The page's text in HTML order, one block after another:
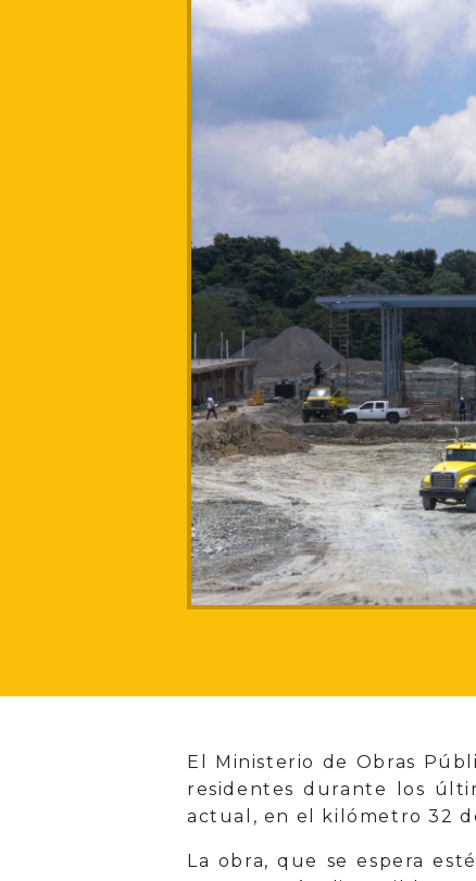
El Ministerio de Obras
residentes durante los
actual, en el kilómetro 32
La obra, que se espera